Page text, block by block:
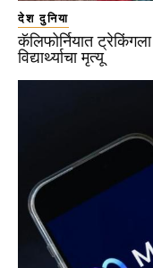
देश दुनिया
कॅलिफोर्नियात
विद्यार्थ्याचा मृत्यू